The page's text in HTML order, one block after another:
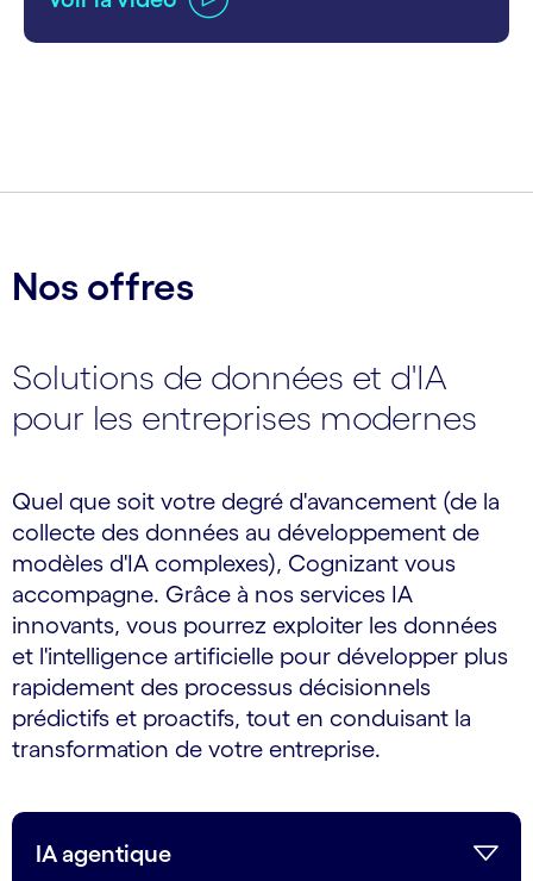
Nos offres
Solutions de données et d'IA
pour les entreprises modernes
Quel que soit votre degré d'avancement (de la
collecte des données au développement de
modèles d'IA complexes), Cognizant vous
accompagne. Grâce à nos services IA
innovants, vous pourrez exploiter les données
et l'intelligence artificielle pour développer plus
rapidement des processus décisionnels
prédictifs et proactifs, tout en conduisant la
transformation de votre entreprise.
IA agentique